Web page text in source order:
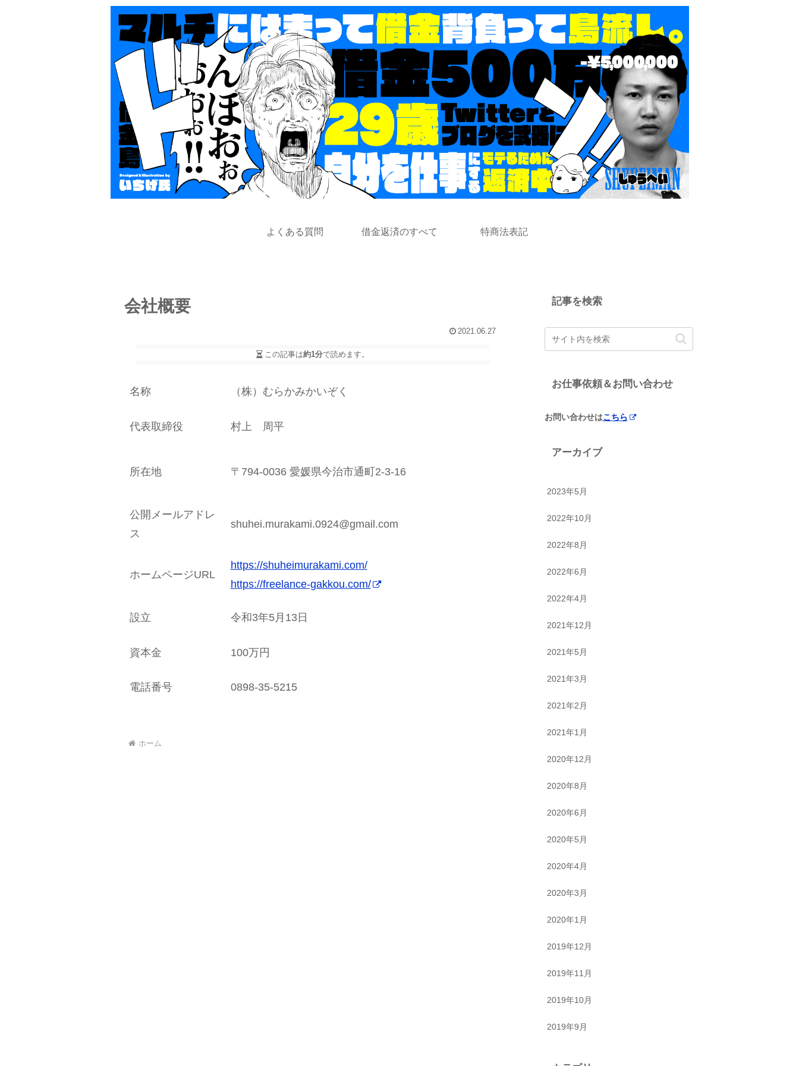
よくある質問 借金返済のすべて 特商法表記
会社概要
2021.06.27
この記事は約1分で読めます。
名称 （株）むらかみかいぞく
代表取締役 村上 周平
所在地 〒794-0036 愛媛県今治市通町2-3-16
公開メールアドレ
ス
shuhei.murakami.0924@gmail.com
ホームページURL
https://shuheimurakami.com/
https://freelance-gakkou.com/
設立 令和3年5月13日
資本金 100万円
電話番号 0898-35-5215
ホーム
記事を検索
お仕事依頼＆お問い合わせ
お問い合わせはこちら
アーカイブ
2023年5月
2022年10月
2022年8月
2022年6月
2022年4月
2021年12月
2021年5月
2021年3月
2021年2月
2021年1月
2020年12月
2020年8月
2020年6月
2020年5月
2020年4月
2020年3月
2020年1月
2019年12月
2019年11月
2019年10月
2019年9月